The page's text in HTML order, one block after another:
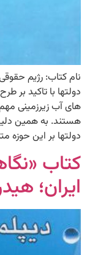
نام کتاب: رژیم
های آب زیرزمینی
هستند. به همین
دولتها بر این
کتاب
ایران؛